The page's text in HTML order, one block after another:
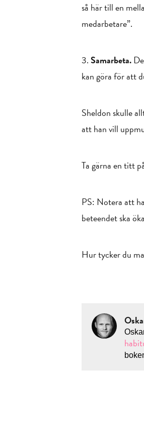
så här till en
medarbetare”.
3.Samarbeta.
kan göra för att
Sheldon skulle
att han vill
Ta gärna en titt
PS: Notera att
beteendet ska
Hur tycker du